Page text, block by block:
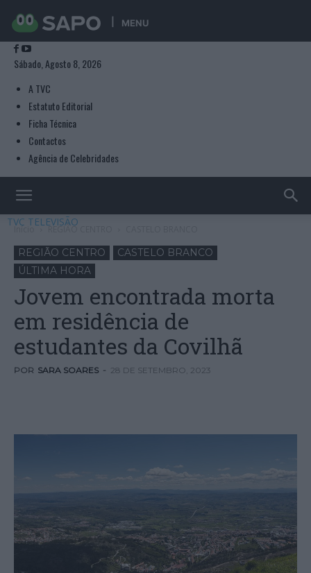
MENU
Sábado, Agosto 8, 2026
A TVC
Estatuto Editorial
Ficha Técnica
Contactos
Agência de Celebridades
TVC TELEVISÃO
Início REGIÃO CENTRO
REGIÃO CENTRO
CASTELO BRANCO
ÚLTIMA HORA
Jovem encontrada morta
em residência de
estudantes da Covilhã
POR SARA SOARES - 28 DE SETEMBRO, 2023